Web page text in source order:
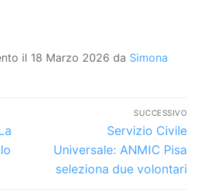
il 18 Marzo 2026 da Simona
SUCCESSIVO
Articolo
successivo:
Servizio Civile
Universale: ANMIC Pisa
seleziona due volontari